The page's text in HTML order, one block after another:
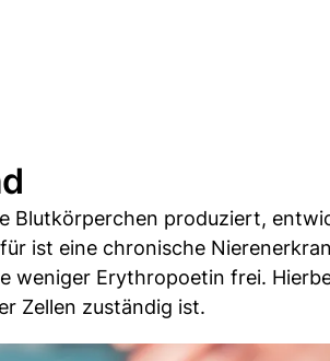
Blutkörperchen produziert,
ist eine chronische
weniger Erythropoetin frei.
Zellen zuständig ist.